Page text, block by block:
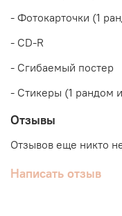
- Фотокарточки (1
- CD-R
- Сгибаемый постер
- Стикеры (1 рандом
Отзывы
Отзывов еще никто
Написать отзыв